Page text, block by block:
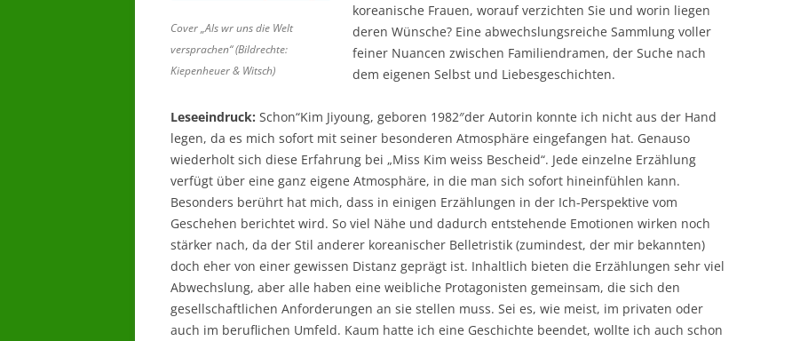
Cover „Als wr uns die Welt
versprachen“ (Bildrechte:
Kiepenheuer & Witsch)
koreanische Frauen, worauf verzichten Sie und worin liegen
deren Wünsche? Eine abwechslungsreiche Sammlung voller
feiner Nuancen zwischen Familiendramen, der Suche nach
dem eigenen Selbst und Liebesgeschichten.
Leseeindruck: Schon“Kim Jiyoung, geboren 1982″der Autorin konnte ich nicht aus der Hand
legen, da es mich sofort mit seiner besonderen Atmosphäre eingefangen hat. Genauso
wiederholt sich diese Erfahrung bei „Miss Kim weiss Bescheid“. Jede einzelne Erzählung
verfügt über eine ganz eigene Atmosphäre, in die man sich sofort hineinfühlen kann.
Besonders berührt hat mich, dass in einigen Erzählungen in der Ich-Perspektive vom
Geschehen berichtet wird. So viel Nähe und dadurch entstehende Emotionen wirken noch
stärker nach, da der Stil anderer koreanischer Belletristik (zumindest, der mir bekannten)
doch eher von einer gewissen Distanz geprägt ist. Inhaltlich bieten die Erzählungen sehr viel
Abwechslung, aber alle haben eine weibliche Protagonisten gemeinsam, die sich den
gesellschaftlichen Anforderungen an sie stellen muss. Sei es, wie meist, im privaten oder
auch im beruflichen Umfeld. Kaum hatte ich eine Geschichte beendet, wollte ich auch schon